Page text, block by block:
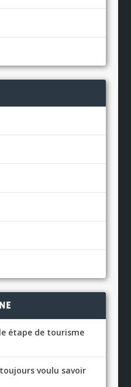
étape de tourisme
voulu savoir